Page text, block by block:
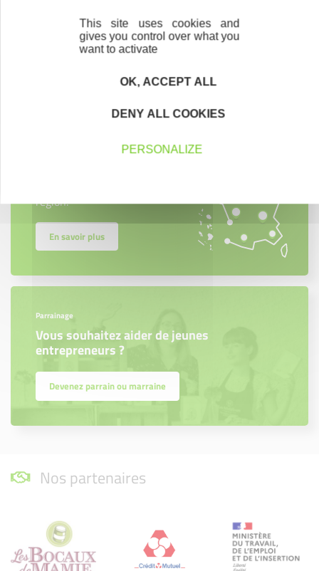
Trouvez à qui vous adresser
région.
En savoir plus
Parrainage
Vous souhaitez aider de jeunes
entrepreneurs ?
Devenez parrain ou marraine
Nos partenaires
This site uses cookies and
gives you control over what you
want to activate
OK, ACCEPT ALL
DENY ALL COOKIES
PERSONALIZE